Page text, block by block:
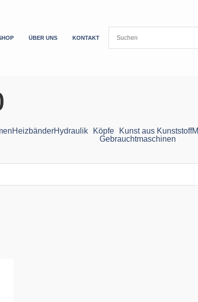
ÜBER UNS
KONTAKT
HeizbänderHydraulik Köpfe Kunst aus Kunststoff
Gebrauchtmaschinen